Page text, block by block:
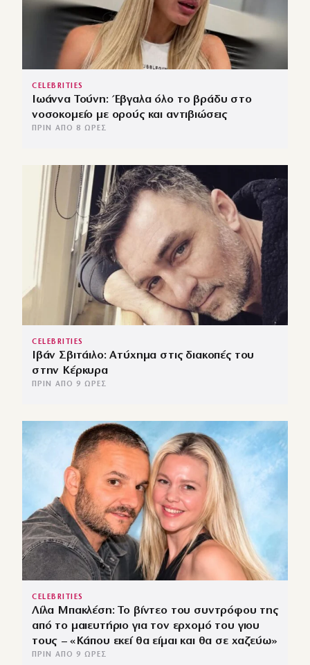
CELEBRITIES
Ιωάννα Τούνη: Έβγαλα όλο το βράδυ στο
νοσοκομείο με ορούς και αντιβιώσεις
ΠΡΙΝ ΑΠΌ 8 ΏΡΕΣ
CELEBRITIES
Ιβάν Σβιτάιλο: Ατύχημα στις διακοπές του
στην Κέρκυρα
ΠΡΙΝ ΑΠΌ 9 ΏΡΕΣ
CELEBRITIES
Λίλα Μπακλέση: Το βίντεο του συντρόφου της
από το μαιευτήριο για τον ερχομό του γιου
τους – «Κάπου εκεί θα είμαι και θα σε χαζεύω»
ΠΡΙΝ ΑΠΌ 9 ΏΡΕΣ